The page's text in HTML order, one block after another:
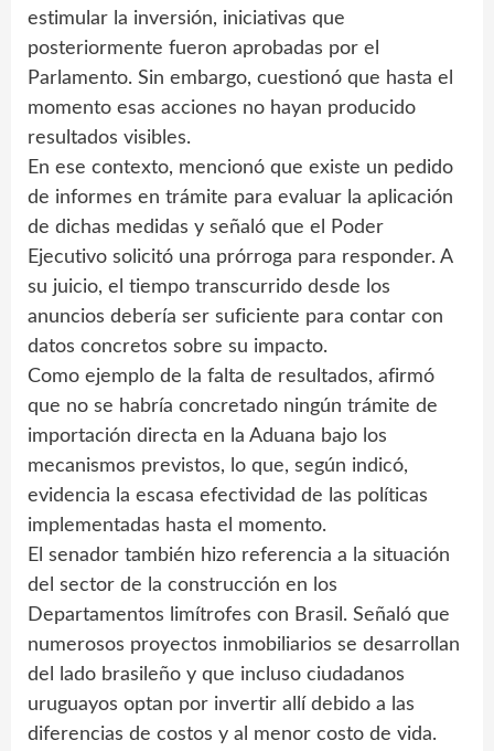
estimular la inversión, iniciativas que
posteriormente fueron aprobadas por el
Parlamento. Sin embargo, cuestionó que hasta el
momento esas acciones no hayan producido
resultados visibles.
En ese contexto, mencionó que existe un pedido
de informes en trámite para evaluar la aplicación
de dichas medidas y señaló que el Poder
Ejecutivo solicitó una prórroga para responder. A
su juicio, el tiempo transcurrido desde los
anuncios debería ser suficiente para contar con
datos concretos sobre su impacto.
Como ejemplo de la falta de resultados, afirmó
que no se habría concretado ningún trámite de
importación directa en la Aduana bajo los
mecanismos previstos, lo que, según indicó,
evidencia la escasa efectividad de las políticas
implementadas hasta el momento.
El senador también hizo referencia a la situación
del sector de la construcción en los
Departamentos limítrofes con Brasil. Señaló que
numerosos proyectos inmobiliarios se desarrollan
del lado brasileño y que incluso ciudadanos
uruguayos optan por invertir allí debido a las
diferencias de costos y al menor costo de vida.